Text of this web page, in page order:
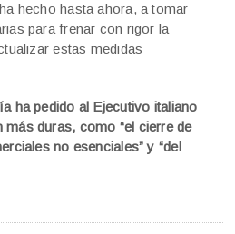
hecho hasta ahora, a tomar
para frenar con rigor la
estas medidas
ha pedido al Ejecutivo italiano
más duras, como “el cierre de
no esenciales” y “del